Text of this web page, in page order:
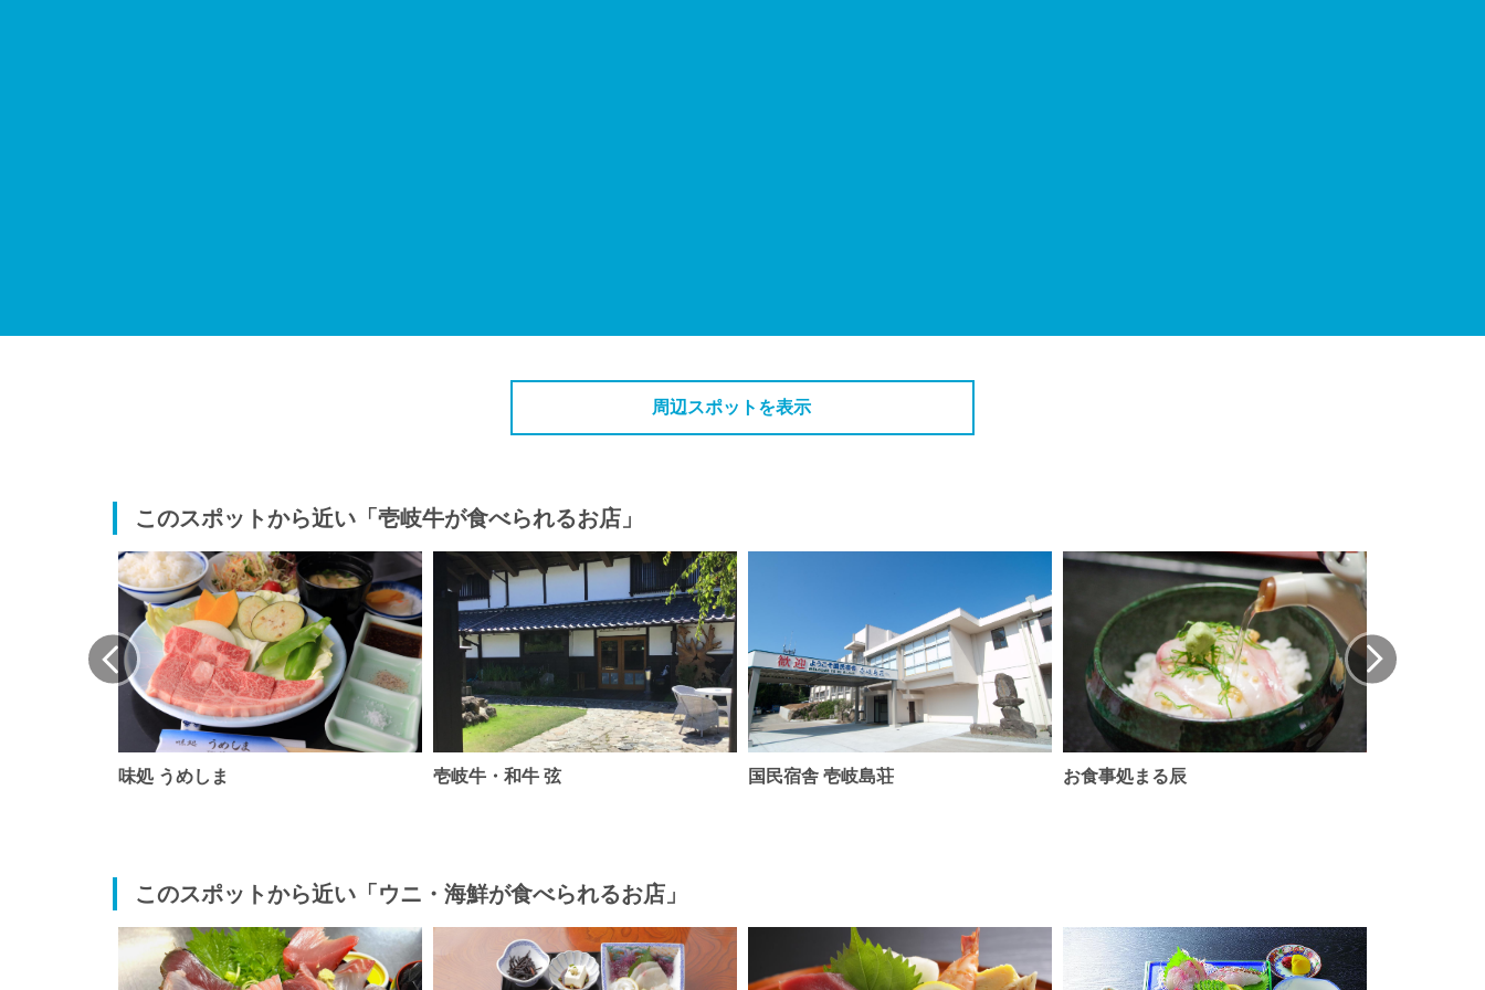
周辺スポットを表示
このスポットから近い「壱岐牛が食べられるお店」
味処 うめしま 壱岐牛・和牛 弦 国民宿舎 壱岐島荘 お食事処まる辰
このスポットから近い「ウニ・海鮮が食べられるお店」